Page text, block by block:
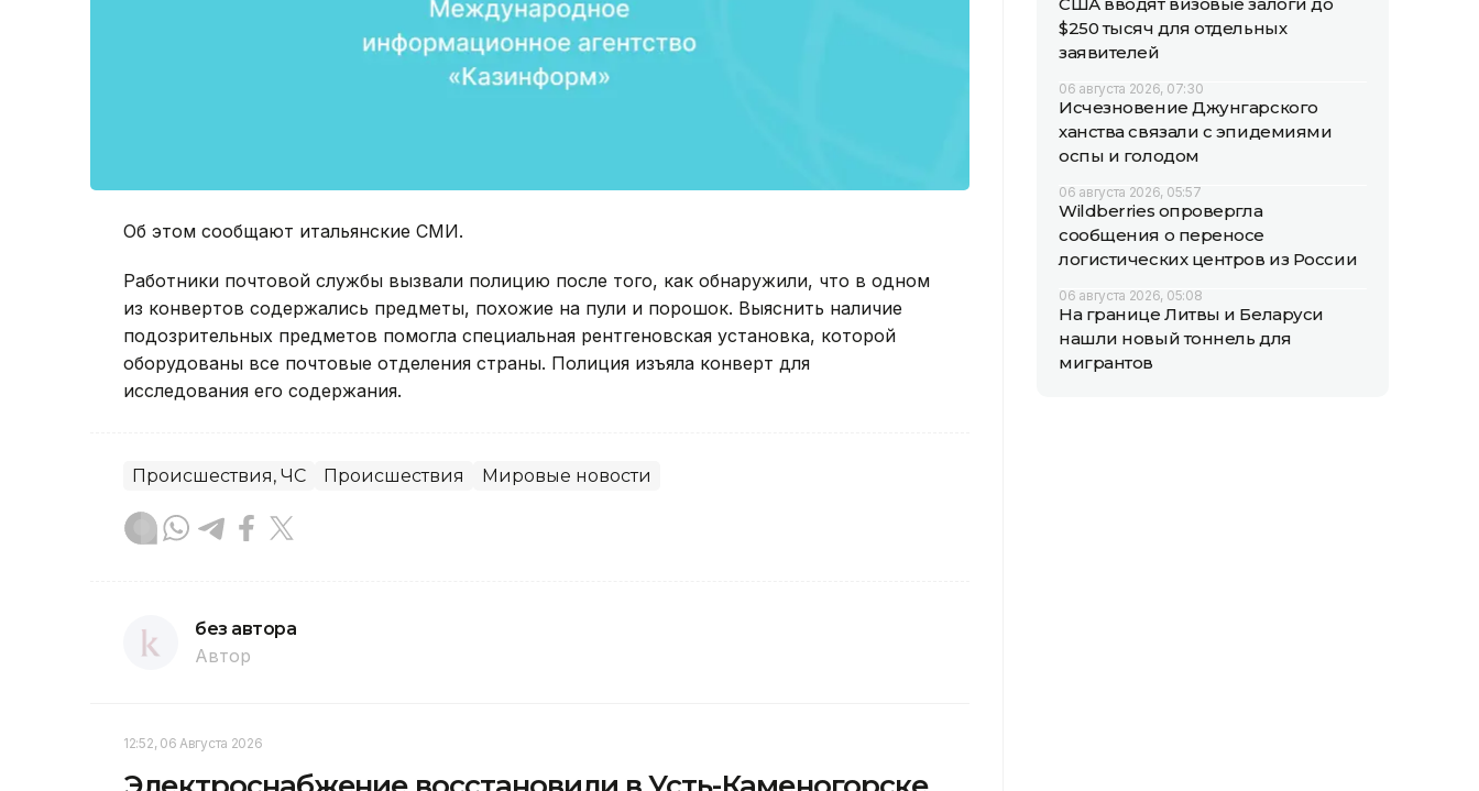
Об этом сообщают итальянские СМИ.
Работники почтовой службы вызвали полицию после того, как обнаружили, что в одном
из конвертов содержались предметы, похожие на пули и порошок. Выяснить наличие
подозрительных предметов помогла специальная рентгеновская установка, которой
оборудованы все почтовые отделения страны. Полиция изъяла конверт для
исследования его содержания.
Происшествия, ЧС Происшествия Мировые новости
без автора
Автор
12:52, 06 Августа 2026
$250 тысяч для отдельных
заявителей
06 августа 2026, 07:30
Исчезновение Джунгарского
ханства связали с эпидемиями
оспы и голодом
06 августа 2026, 05:57
Wildberries опровергла
сообщения о переносе
логистических центров из России
06 августа 2026, 05:08
На границе Литвы и Беларуси
нашли новый тоннель для
мигрантов